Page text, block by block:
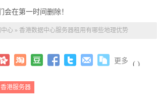
在第一时间删除！
心 » 香港数据中心服务器租用有哪些地理优势
更多 ( )
香港服务器